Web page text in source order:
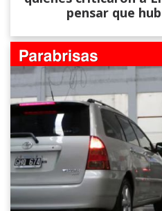
pensar que